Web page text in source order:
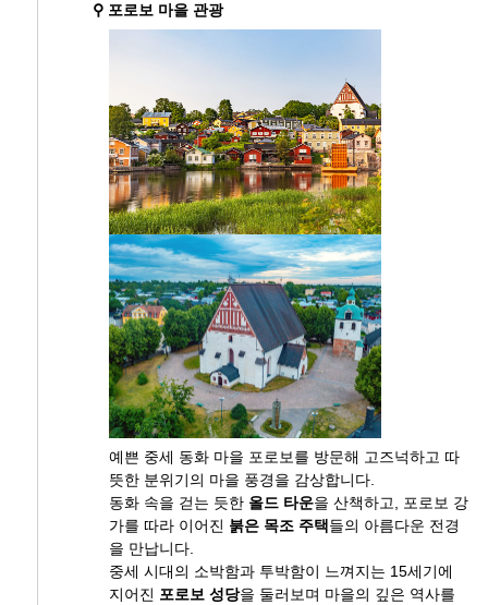
⚲ 포로보 마을 관광
예쁜 중세 동화 마을 포로보를 방문해 고즈넉하고 따
뜻한 분위기의 마을 풍경을 감상합니다.
동화 속을 걷는 듯한 올드 타운을 산책하고, 포로보 강
가를 따라 이어진 붉은 목조 주택들의 아름다운 전경
을 만납니다.
중세 시대의 소박함과 투박함이 느껴지는 15세기에
지어진 포로보 성당을 둘러보며 마을의 깊은 역사를